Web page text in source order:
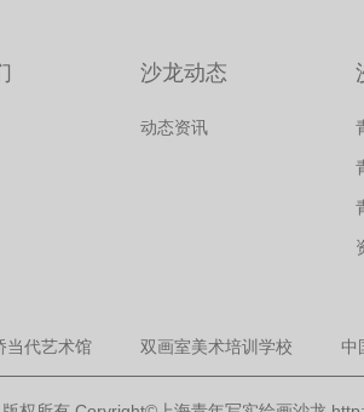
沙龙动态
动态资讯
当代艺术馆 双画室美术培训学校 中